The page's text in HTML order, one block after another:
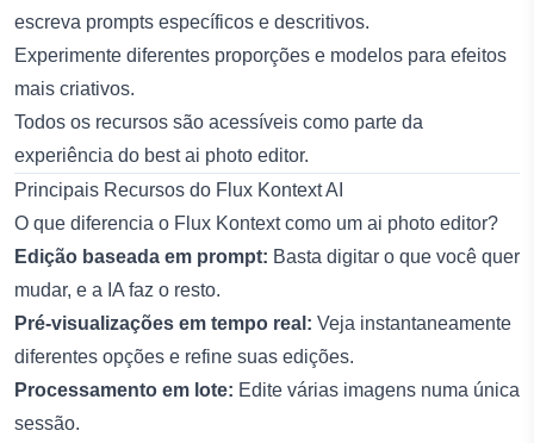
escreva prompts específicos e descritivos.
Experimente diferentes proporções e modelos para efeitos
mais criativos.
Todos os recursos são acessíveis como parte da
experiência do best ai photo editor.
Principais Recursos do Flux Kontext AI
O que diferencia o Flux Kontext como um ai photo editor?
Edição baseada em prompt: Basta digitar o que você quer
mudar, e a IA faz o resto.
Pré-visualizações em tempo real: Veja instantaneamente
diferentes opções e refine suas edições.
Processamento em lote: Edite várias imagens numa única
sessão.